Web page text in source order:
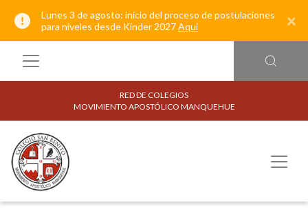
Lunes 3 de agosto: inicio del proceso de postulaciones
para niveles desde Kínder 2027Aquí ×
RED DE COLEGIOS
MOVIMIENTO APOSTÓLICO MANQUEHUE